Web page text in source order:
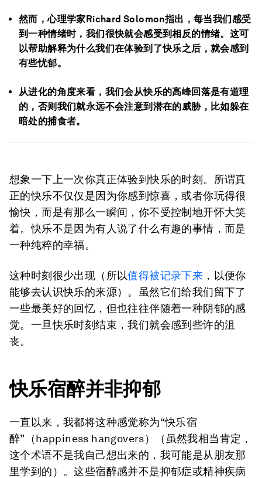
然而，心理学家Richard Solomon指出，每当我们感受
到一种情绪时，我们很快就会感受到相反的情绪。这可
以帮助解释为什么我们在体验到了快乐之后，就会感到
有些忧郁。
从进化的角度来看，我们会从快乐的高峰回落是有道理
的，否则我们就永远不会注意到潜在的威胁，比如躲在
暗处的捕食者。
想象一下上一次你真正体验到快乐的时刻。所谓真
正的快乐不仅仅是因为你感到惊喜，或者你玩得很
愉快，而是有那么一瞬间，你不受控制地开怀大笑
着。快乐不是因为有人说了什么有趣的事情，而是
一种纯粹的幸福。
这种时刻很少出现（所以值得被记录下来 ，以便你
能够去认识快乐的来源）。虽然它们给我们留下了
一些最美好的回忆，但也往往伴随着一种阴郁的感
觉。一旦快乐时刻结束，我们就会感到些许的沮
丧。
快乐宿醉并非抑郁
一直以来，我都将这种感觉称为“快乐宿
醉” （happiness hangovers）
（虽然我相当肯定，
这个术语不是我自己想出来的，我可能是从朋友那
里学到的）。这些宿醉感并不是抑郁症或精神疾病